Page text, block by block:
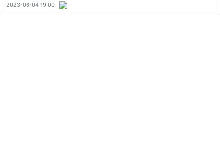
おススメのキャンプ場です。 能登島家族旅行村Weランド 能登島家
族…
2023-06-04 19:00